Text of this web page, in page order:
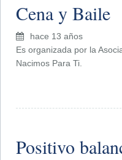
Cena y Baile
hace 13 años
Es organizada por la
Nacimos Para Ti.
Positivo